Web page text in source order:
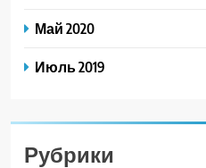
Май 2020
Июль 2019
Рубрики